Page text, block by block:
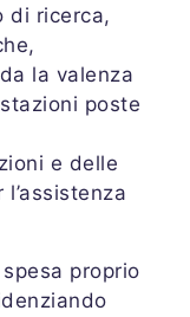
di ricerca,
la valenza
poste
e delle
proprio